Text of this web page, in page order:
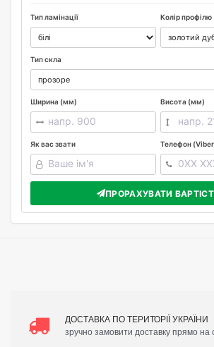
Тип ламінації Колір профілю
Тип скла
Ширина (мм) Висота (мм)
Як вас звати Телефон
ПРОРАХУВАТИ
ДОСТАВКА ПО ТЕРИТОРІЇ УКРАЇНИ
зручно замовити доставку прямо на